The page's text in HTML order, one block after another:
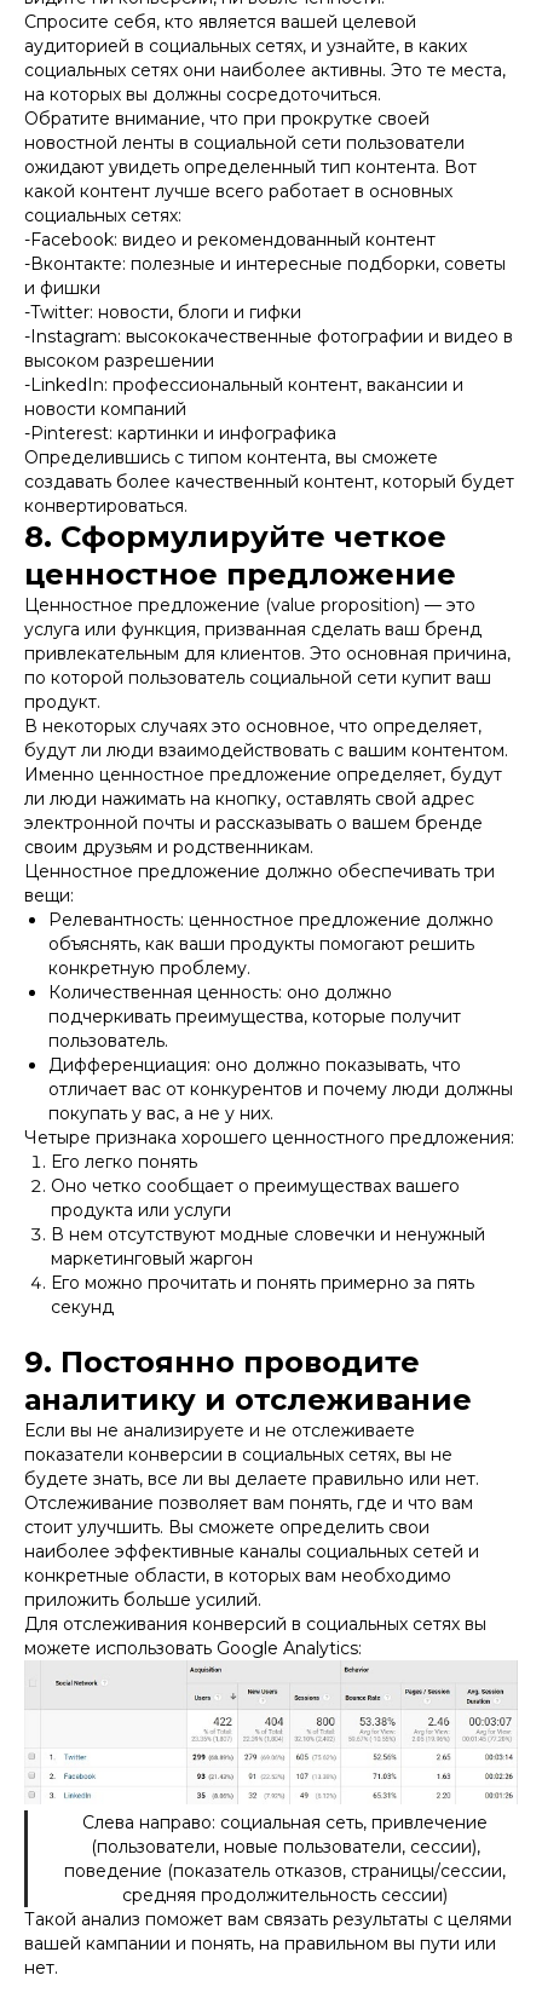
Спросите себя, кто является вашей целевой
аудиторией в социальных сетях, и узнайте, в каких
социальных сетях они наиболее активны. Это те места,
на которых вы должны сосредоточиться.
Обратите внимание, что при прокрутке своей
новостной ленты в социальной сети пользователи
ожидают увидеть определенный тип контента. Вот
какой контент лучше всего работает в основных
социальных сетях:
-Facebook: видео и рекомендованный контент
-Вконтакте: полезные и интересные подборки, советы
и фишки
-Twitter: новости, блоги и гифки
-Instagram: высококачественные фотографии и видео в
высоком разрешении
-LinkedIn: профессиональный контент, вакансии и
новости компаний
-Pinterest: картинки и инфографика
Определившись с типом контента, вы сможете
создавать более качественный контент, который будет
конвертироваться.
8. Сформулируйте четкое
ценностное предложение
Ценностное предложение (value proposition) — это
услуга или функция, призванная сделать ваш бренд
привлекательным для клиентов. Это основная причина,
по которой пользователь социальной сети купит ваш
продукт.
В некоторых случаях это основное, что определяет,
будут ли люди взаимодействовать с вашим контентом.
Именно ценностное предложение определяет, будут
ли люди нажимать на кнопку, оставлять свой адрес
электронной почты и рассказывать о вашем бренде
своим друзьям и родственникам.
Ценностное предложение должно обеспечивать три
вещи:
Релевантность: ценностное предложение должно
объяснять, как ваши продукты помогают решить
конкретную проблему.
Количественная ценность: оно должно
подчеркивать преимущества, которые получит
пользователь.
Дифференциация: оно должно показывать, что
отличает вас от конкурентов и почему люди должны
покупать у вас, а не у них.
Четыре признака хорошего ценностного предложения:
Его легко понять
Оно четко сообщает о преимуществах вашего
продукта или услуги
В нем отсутствуют модные словечки и ненужный
маркетинговый жаргон
Его можно прочитать и понять примерно за пять
секунд
9. Постоянно проводите
аналитику и отслеживание
Если вы не анализируете и не отслеживаете
показатели конверсии в социальных сетях, вы не
будете знать, все ли вы делаете правильно или нет.
Отслеживание позволяет вам понять, где и что вам
стоит улучшить. Вы сможете определить свои
наиболее эффективные каналы социальных сетей и
конкретные области, в которых вам необходимо
приложить больше усилий.
Для отслеживания конверсий в социальных сетях вы
можете использовать Google Analytics:
Слева направо: социальная сеть, привлечение
(пользователи, новые пользователи, сессии),
поведение (показатель отказов, страницы/сессии,
средняя продолжительность сессии)
Такой анализ поможет вам связать результаты с целями
вашей кампании и понять, на правильном вы пути или
нет.